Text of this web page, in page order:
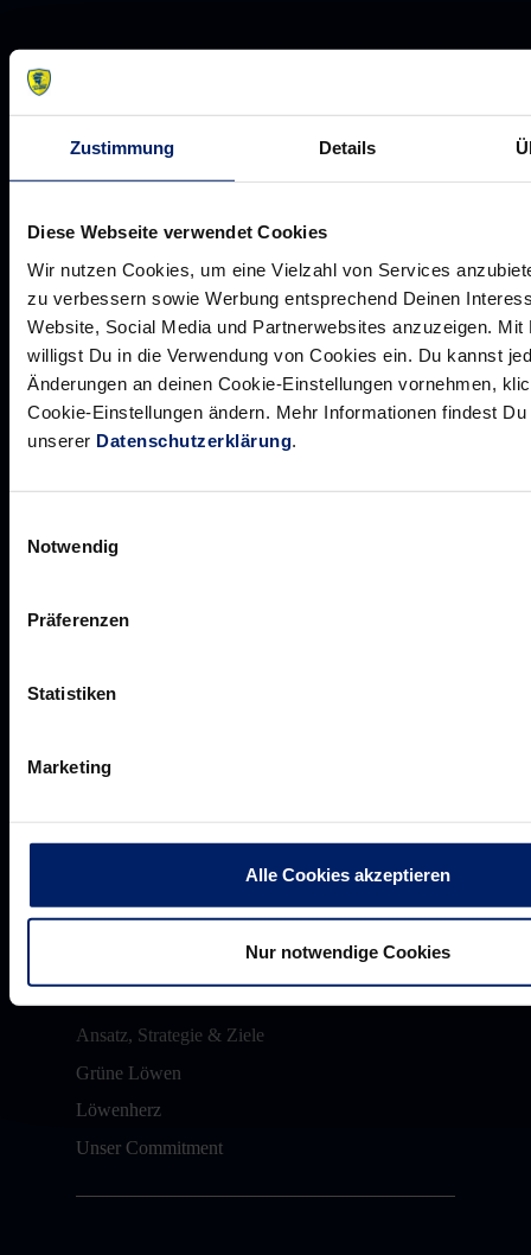
Zustimmung Details
Diese Webseite verwendet Cookies
Wir nutzen Cookies, um eine Vielzahl von Services
zu verbessern sowie Werbung entsprechend Deinen
Website, Social Media und Partnerwebsites anzuzeigen. Mit
willigst Du in die Verwendung von Cookies ein. Du kannst
Änderungen an deinen Cookie-Einstellungen vornehmen,
Cookie-Einstellungen ändern. Mehr Informationen findest
unserer Datenschutzerklärung
Notwendig
Präferenzen
Statistiken
Marketing
Alle Cookies akzeptieren
Nur notwendige Cookies
Werte der Löwen
Jobs
Aufsichtsrat
Löwenherz
Ansprechpartner*innen
Werbemöglichkeiten
Mikrosponsoring
Presseanfragen
Downloads
Ansatz, Strategie & Ziele
Grüne Löwen
Löwenherz
Unser Commitment